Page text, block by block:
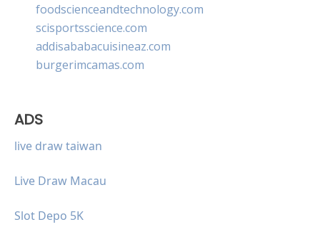
foodscienceandtechnology.com
scisportsscience.com
addisababacuisineaz.com
burgerimcamas.com
ADS
live draw taiwan
Live Draw Macau
Slot Depo 5K